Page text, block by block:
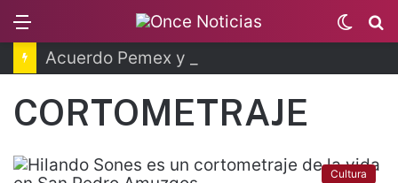
Switch
skin
CORTOMETRAJE
Cultura